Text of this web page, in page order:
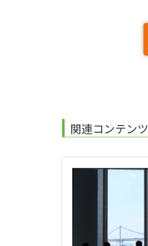
関連コンテンツ